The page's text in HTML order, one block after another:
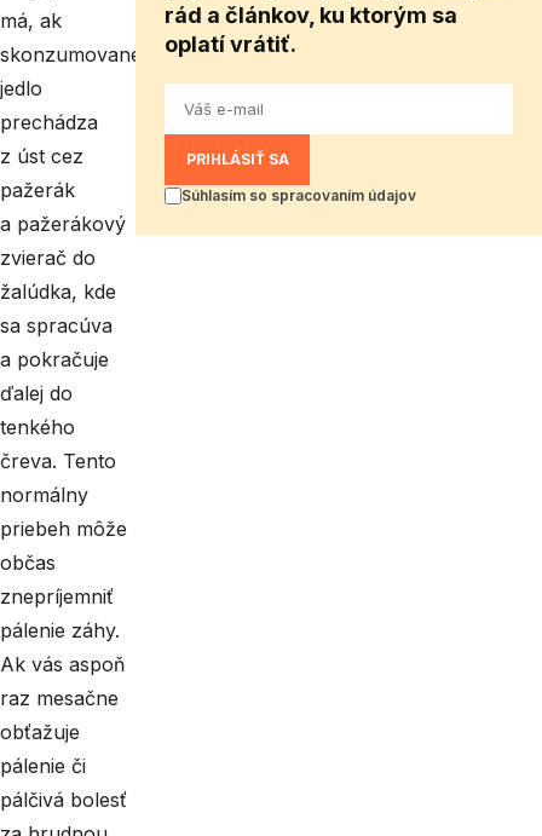
má, ak
skonzumované
jedlo
prechádza
z úst cez
pažerák
a pažerákový
zvierač do
žalúdka, kde
sa spracúva
a pokračuje
ďalej do
tenkého
čreva. Tento
normálny
priebeh môže
občas
znepríjemniť
pálenie záhy.
Ak vás aspoň
raz mesačne
obťažuje
pálenie či
pálčivá bolesť
rád a článkov, ku ktorým sa
oplatí vrátiť.
PRIHLÁSIŤ SA
Súhlasím so spracovaním údajov